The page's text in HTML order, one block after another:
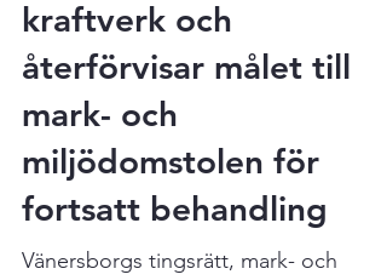
miljödomstolens dom
avseende Marbäcks
kraftverk och
återförvisar målet till
mark- och
miljödomstolen för